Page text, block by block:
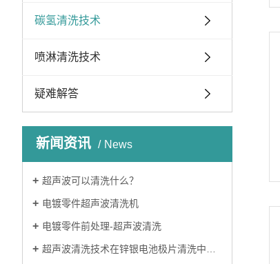
碳氢清洗技术
喷淋清洗技术
疑难解答
新闻资讯 News
超声波可以清洗什么？
电镀零件超声波清洗机
电镀零件前处理-超声波清洗
超声波清洗技术在锌银电池极片清洗中的应用